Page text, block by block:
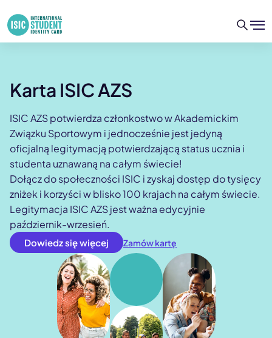
Karta ISIC AZS
ISIC AZS potwierdza członkostwo w Akademickim
Związku Sportowym i jednocześnie jest jedyną
oficjalną legitymacją potwierdzającą status ucznia i
studenta uznawaną na całym świecie!
Dołącz do społeczności ISIC i zyskaj dostęp do tysięcy
zniżek i korzyści w blisko 100 krajach na całym świecie.
Legitymacja ISIC AZS jest ważna edycyjnie
październik-wrzesień.
Dowiedz się więcej Zamów kartę